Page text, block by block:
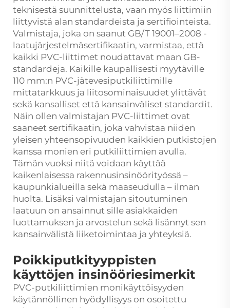
teknisestä suunnittelusta, vaan myös liittimiin
liittyvistä alan standardeista ja sertifiointeista.
Valmistaja, joka on saanut GB/T 19001–2008 -
laatujärjestelmäsertifikaatin, varmistaa, että
kaikki PVC-liittimet noudattavat maan GB-
standardeja. Kaikille kaupallisesti myytäville
110 mm:n PVC-jätevesiputkiliittimille
mittatarkkuus ja liitosominaisuudet ylittävät
sekä kansalliset että kansainväliset standardit.
Näin ollen valmistajan PVC-liittimet ovat
saaneet sertifikaatin, joka vahvistaa niiden
yleisen yhteensopivuuden kaikkien putkistojen
kanssa monien eri putkiliittimien avulla.
Tämän vuoksi niitä voidaan käyttää
kaikenlaisessa rakennusinsinöörityössä –
kaupunkialueilla sekä maaseudulla – ilman
huolta. Lisäksi valmistajan sitoutuminen
laatuun on ansainnut sille asiakkaiden
luottamuksen ja arvostelun sekä lisännyt sen
kansainvälistä liiketoimintaa ja yhteyksiä.
Poikkiputkityyppisten
käyttöjen insinööriesimerkit
PVC-putkiliittimien monikäyttöisyyden
käytännöllinen hyödyllisyys on osoitettu